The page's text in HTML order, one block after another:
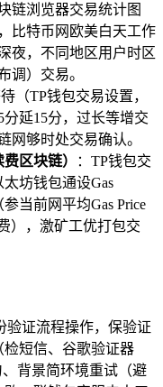
链浏览器交易统计图
比特币网欧美白天工作
夜，不同地区用户时区
调）交易。
（TP钱包交易设置，
延15分，过长等增交
网够时处交易确认。
区块链）
：TP钱包交
坊钱包通设Gas
当前网平均Gas Price
），激矿工优打包交
验证流程操作，保验证
短信、谷歌验证器
背景简环境重试（避